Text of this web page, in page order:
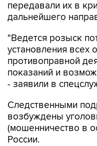
передавали их в
дальнейшего
"Ведется розыск
установления всех
противоправной
показаний и
- заявили в
Следственными
возбуждены
(мошенничество в
России.